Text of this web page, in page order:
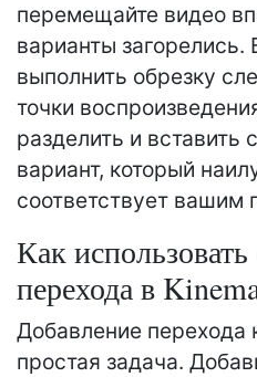
перемещайте видео
варианты
выполнить обрезку
точки
разделить и вставить
вариант, который
соответствует вашим
Как
перехода в
Добавление
простая задача.